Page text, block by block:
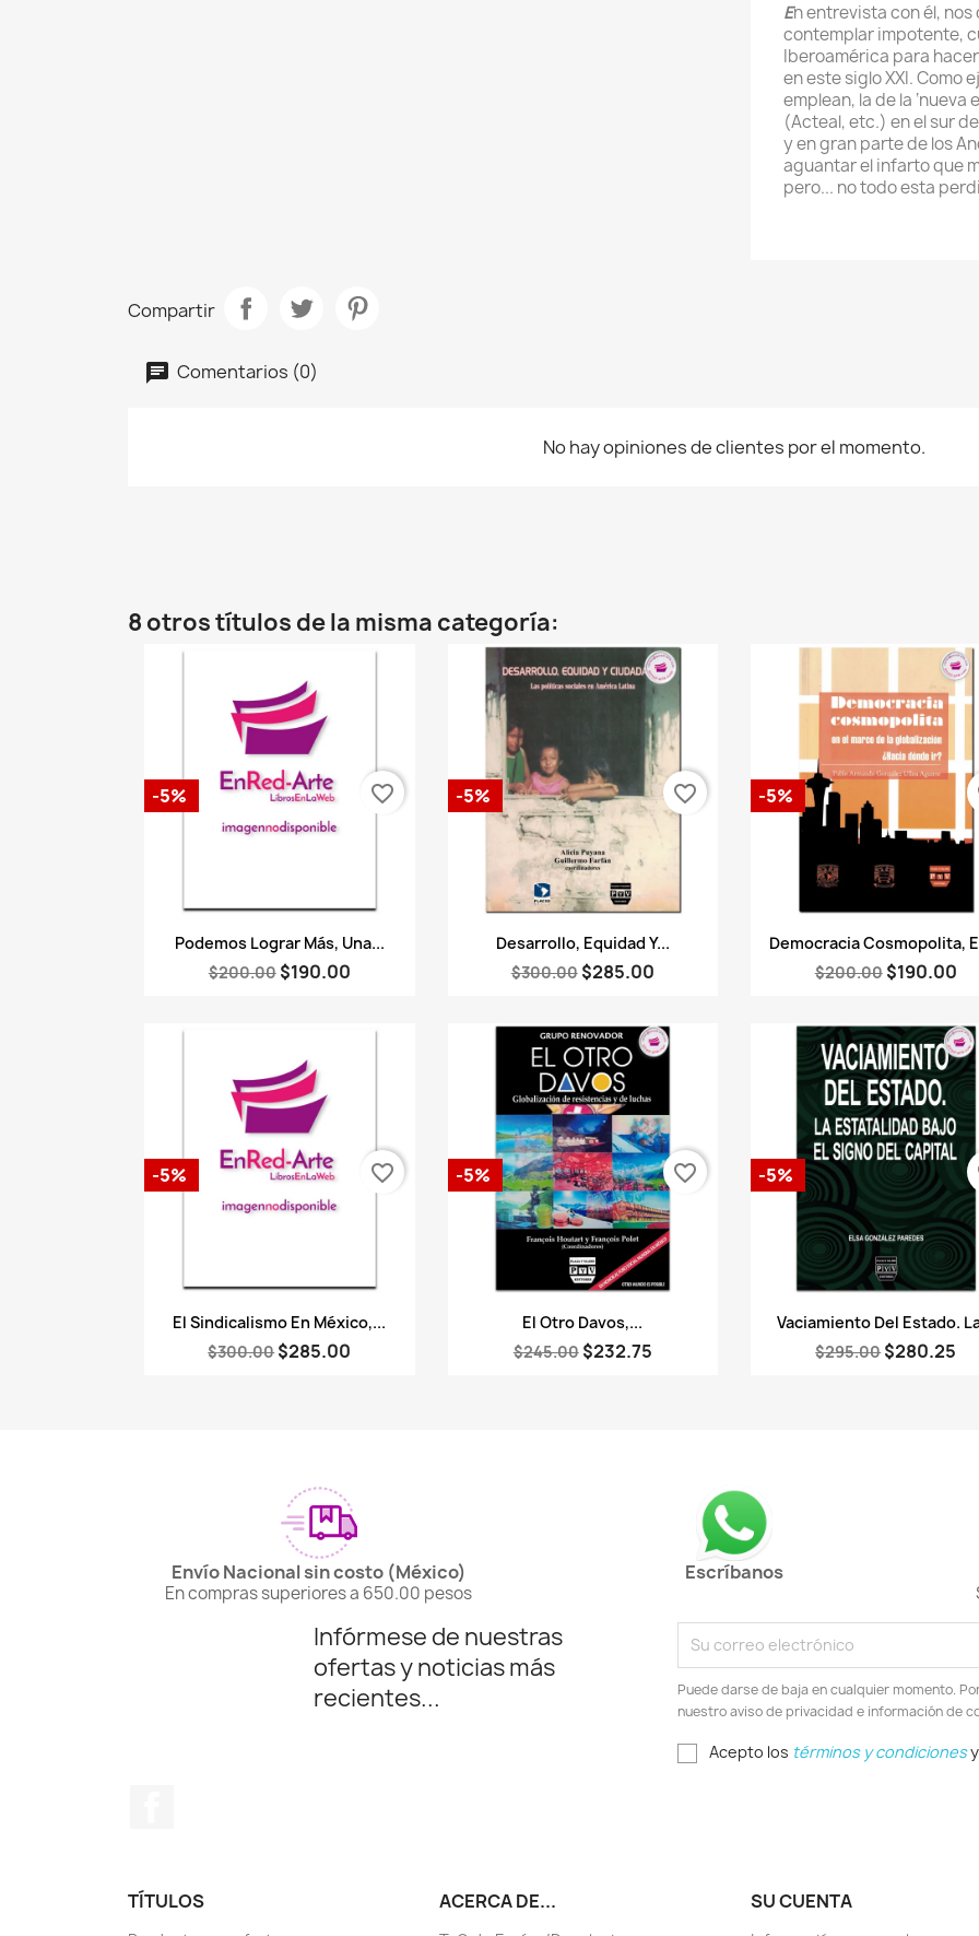
En entrevista con él,
contemplar impotente,
Iberoamérica para
en este siglo XXI. Como
emplean, la de la
(Acteal, etc.) en el sur
y en gran parte de los
aguantar el infarto que
pero... no todo esta
Compartir
Comentarios (0)
No hay opiniones de clientes por el momento.
8 otros títulos de la misma categoría:
Vista rápida
Podemos Lograr Más, Una...
$200.00 $190.00
-5% favorite_border
Vista rápida
Desarrollo, Equidad Y...
$300.00 $285.00
-5% favorite_border
Vista rápida
Democracia Cosmopolita,
$200.00 $190.00
-5%
Vista rápida
El Sindicalismo En México,...
$300.00$285.00
-5% favorite_border
Vista rápida
El Otro Davos,...
$245.00 $232.75
-5% favorite_border
Vista rápida
Vaciamiento Del Estado.
$295.00$280.25
-5%
Envío Nacional sin costo (México)
En compras superiores a 650.00 pesos
Escríbanos
Infórmese de nuestras
ofertas y noticias más
recientes...
Puede darse de baja en cualquier momento.
nuestro aviso de privacidad e información de
Acepto los términos y condiciones
TÍTULOS ACERCA DE... SU CUENTA